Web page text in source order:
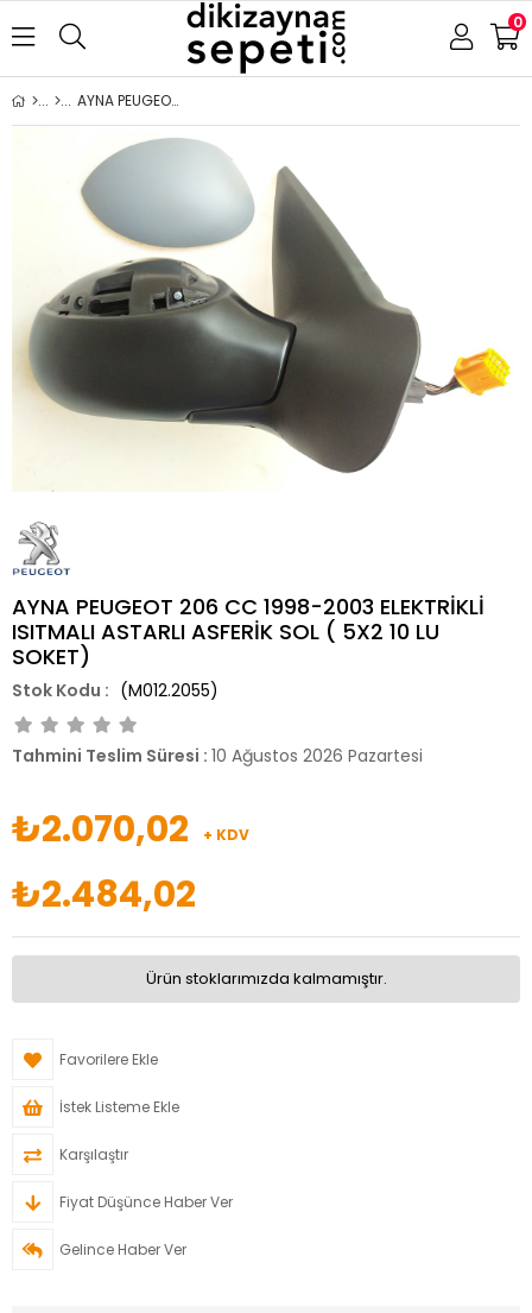
0
AYNA PEUGEOT 206 CC 1998-2003 ELEKTRİKLİ ISITMALI ASTARLI ASFERİK SOL ( 5X2 10 LU SOKET)
AYNA PEUGEOT 206 CC 1998-2003 ELEKTRİKLİ
ISITMALI ASTARLI ASFERİK SOL ( 5X2 10 LU
SOKET)
(M012.2055)
Tahmini Teslim Süresi : 10 Ağustos 2026 Pazartesi
₺2.070,02 + KDV
₺2.484,02
Ürün stoklarımızda kalmamıştır.
Favorilere Ekle
İstek Listeme Ekle
Karşılaştır
Fiyat Düşünce Haber Ver
Gelince Haber Ver